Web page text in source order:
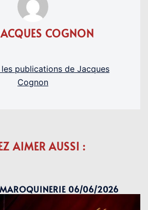
COGNON
publications de Jacques
Cognon
AIMER AUSSI :
06/06/2026